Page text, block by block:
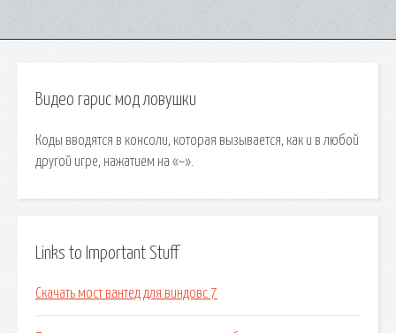
Видео гарис мод ловушки
Коды вводятся в консоли, которая вызывается, как и в любой
другой игре, нажатием на «~».
Links to Important Stuff
Скачать мост вантед для виндовс 7